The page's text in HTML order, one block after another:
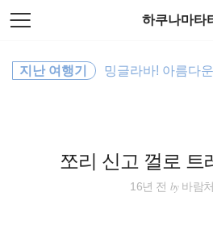
본
문
로
하쿠나마타
쪼리 신고 껄로 트
지난 여행기 밍글라바! 아름다
16년 전 by바람
색
세계여행